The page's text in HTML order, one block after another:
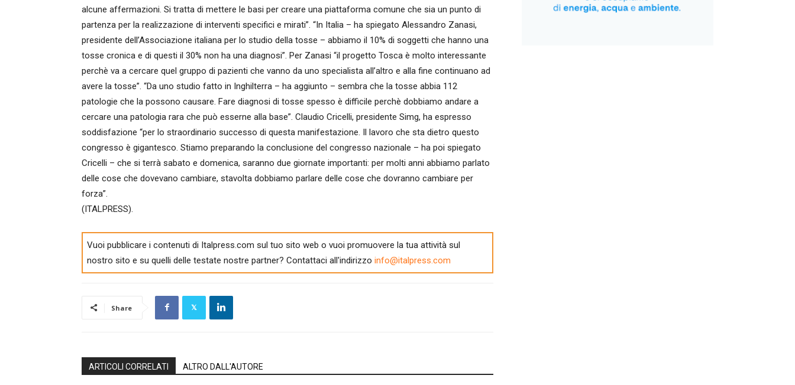
alcune affermazioni. Si tratta di mettere le basi per creare una piattaforma comune che sia un punto di
partenza per la realizzazione di interventi specifici e mirati”. “In Italia – ha spiegato Alessandro Zanasi,
presidente dell’Associazione italiana per lo studio della tosse – abbiamo il 10% di soggetti che hanno una
tosse cronica e di questi il 30% non ha una diagnosi”. Per Zanasi “il progetto Tosca è molto interessante
perchè va a cercare quel gruppo di pazienti che vanno da uno specialista all’altro e alla fine continuano ad
avere la tosse”. “Da uno studio fatto in Inghilterra – ha aggiunto – sembra che la tosse abbia 112
patologie che la possono causare. Fare diagnosi di tosse spesso è difficile perchè dobbiamo andare a
cercare una patologia rara che può esserne alla base”. Claudio Cricelli, presidente Simg, ha espresso
soddisfazione “per lo straordinario successo di questa manifestazione. Il lavoro che sta dietro questo
congresso è gigantesco. Stiamo preparando la conclusione del congresso nazionale – ha poi spiegato
Cricelli – che si terrà sabato e domenica, saranno due giornate importanti: per molti anni abbiamo parlato
delle cose che dovevano cambiare, stavolta dobbiamo parlare delle cose che dovranno cambiare per
forza”.
(ITALPRESS).
Vuoi pubblicare i contenuti di Italpress.com sul tuo sito web o vuoi promuovere la tua attività sul
nostro sito e su quelli delle testate nostre partner? Contattaci all'indirizzo info@italpress.com
Share
ARTICOLI CORRELATI ALTRO DALL'AUTORE